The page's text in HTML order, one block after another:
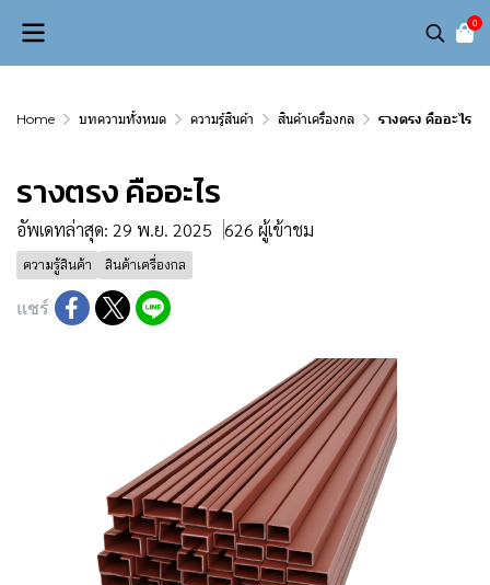
0
Home บทความทั้งหมด ความรู้สินค้า สินค้าเครื่องกล รางตรง คืออะไร
รางตรง คืออะไร
อัพเดทล่าสุด: 29 พ.ย. 2025 626 ผู้เข้าชม
ความรู้สินค้า สินค้าเครื่องกล
แชร์